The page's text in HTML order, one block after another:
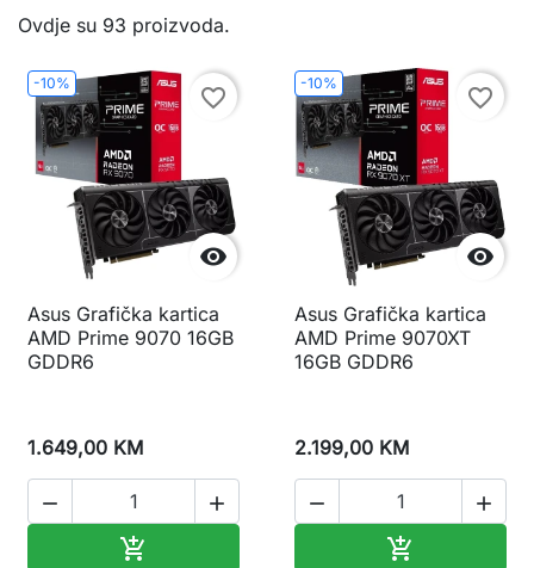
Ovdje su 93 proizvoda.
-10%

favorite_border
Asus Grafička kartica
AMD Prime 9070 16GB
GDDR6
1.649,00 KM
 

-10%

favorite_border
Asus Grafička kartica
AMD Prime 9070XT
16GB GDDR6
2.199,00 KM
 
